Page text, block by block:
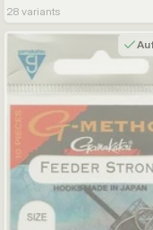
28 variants